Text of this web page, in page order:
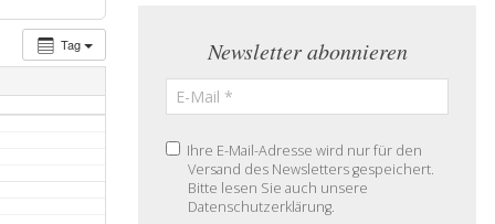
Tag Newsletter abonnieren
Ihre E-Mail-Adresse wird nur für den
Versand des Newsletters gespeichert.
Bitte lesen Sie auch unsere
Datenschutzerklärung.